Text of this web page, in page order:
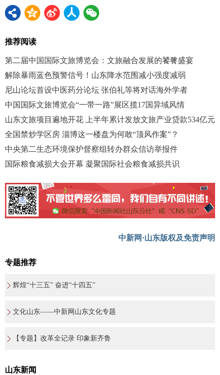
推荐阅读
第二届中国国际文旅博览会：文旅融合发展的饕餮盛宴
解除暴雨蓝色预警信号！山东降水范围减小强度减弱
尼山论坛首设中医药分论坛 张伯礼等将对话海外学者
中国国际文旅博览会“一带一路”展区揽17国异域风情
山东文旅项目遍地开花 上半年累计发放文旅产业贷款534亿元
全国禁炒学区房 淄博这一楼盘为何敢“顶风作案”？
中央第二生态环境保护督察组转办群众信访举报件
国际粮食减损大会开幕 凝聚国际社会粮食减损共识
中新网·山东版权及免责声明
专题推荐
辉煌“十三五” 奋进“十四五”
文化山东——中新网山东文化专题
【专题】改革全记录 印象新齐鲁
山东新闻